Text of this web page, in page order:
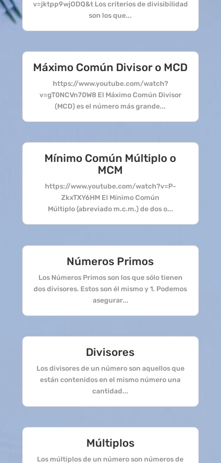
v=jktpp9wjODQ&t Los criterios de divisibilidad
son los que...
Máximo Común Divisor o MCD
https://www.youtube.com/watch?
v=gT0NCVn70W8 El Máximo Común Divisor
(MCD) es el número más grande...
Mínimo Común Múltiplo o
MCM
https://www.youtube.com/watch?v=P-
ZkxTXY6HM El Mínimo Común
Múltiplo (abreviado m.c.m.) de dos o...
Números Primos
Los Números Primos son los que sólo tienen
dos divisores. Estos son él mismo y 1. Podemos
asegurar...
Divisores
Los divisores de un número son aquellos que
están contenidos en el mismo número una
cantidad...
Múltiplos
Los múltiplos de un número son números de